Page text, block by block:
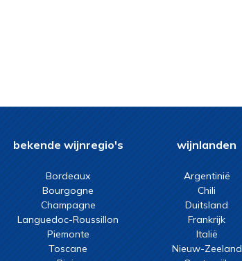
bekende wijnregio's
Bordeaux
Bourgogne
Champagne
Languedoc-Roussillon
Piemonte
Toscane
wijnlanden
Argentinië
Chili
Duitsland
Frankrijk
Italië
Nieuw-Zeeland